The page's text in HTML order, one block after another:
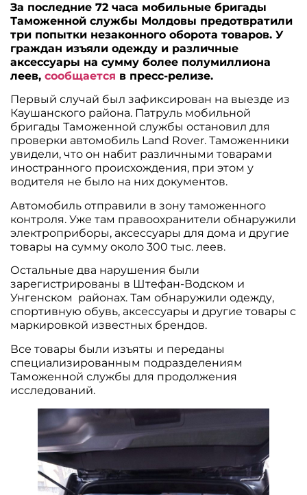
За последние 72 часа мобильные бригады
Таможенной службы Молдовы предотвратили
три попытки незаконного оборота товаров. У
граждан изъяли одежду и различные
аксессуары на сумму более полумиллиона
леев,сообщается в пресс-релизе.
Первый случай был зафиксирован на выезде из
Каушанского района. Патруль мобильной
бригады Таможенной службы остановил для
проверки автомобиль Land Rover. Таможенники
увидели, что он набит различными товарами
иностранного происхождения, при этом у
водителя не было на них документов.
Автомобиль отправили в зону таможенного
контроля. Уже там правоохранители обнаружили
электроприборы, аксессуары для дома и другие
товары на сумму около 300 тыс. леев.
Остальные два нарушения были
зарегистрированы в Штефан-Водском и
Унгенском районах. Там обнаружили одежду,
спортивную обувь, аксессуары и другие товары с
маркировкой известных брендов.
Все товары были изъяты и переданы
специализированным подразделениям
Таможенной службы для продолжения
исследований.